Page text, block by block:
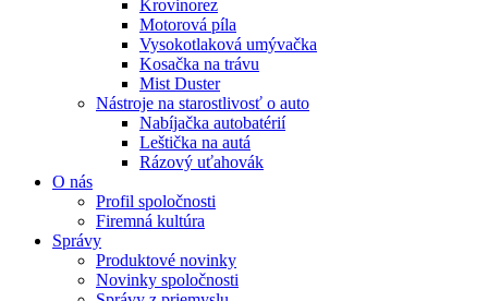
Krovinorez
Motorová píla
Vysokotlaková umývačka
Kosačka na trávu
Mist Duster
Nástroje na starostlivosť o auto
Nabíjačka autobatérií
Leštička na autá
Rázový uťahovák
O nás
Profil spoločnosti
Firemná kultúra
Správy
Produktové novinky
Novinky spoločnosti